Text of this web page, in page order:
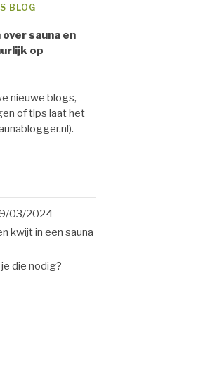
BLOG
sauna en
op
nieuwe blogs,
of tips laat het
03/2024
kwijt in een sauna
die nodig?